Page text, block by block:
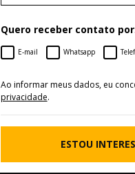
Quero receber contato
E-mail Whatsapp
Ao informar meus dados, eu
privacidade.
ESTOU